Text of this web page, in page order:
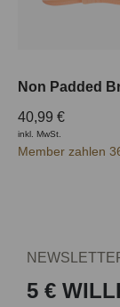
Non Padded
40,99 €
inkl. MwSt.
Member zahlen
5 €